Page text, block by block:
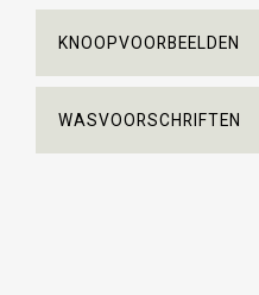
KNOOPVOORBEELDEN
WASVOORSCHRIFTEN